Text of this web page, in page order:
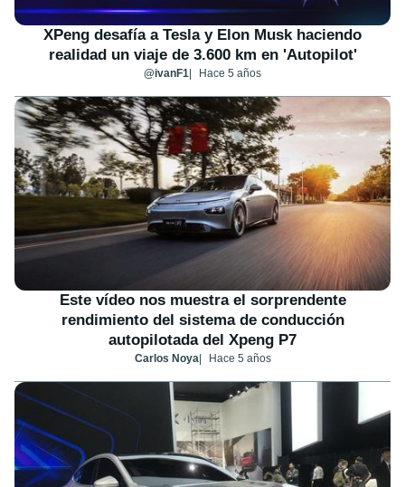
XPeng desafía a Tesla y Elon Musk haciendo
realidad un viaje de 3.600 km en 'Autopilot'
@ivanF1 Hace 5 años
Este vídeo nos muestra el sorprendente
rendimiento del sistema de conducción
autopilotada del Xpeng P7
Carlos Noya Hace 5 años